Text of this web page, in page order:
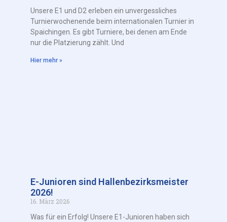
Unsere E1 und D2 erleben ein unvergessliches
Turnierwochenende beim internationalen Turnier in
Spaichingen. Es gibt Turniere, bei denen am Ende
nur die Platzierung zählt. Und
Hier mehr »
E-Junioren sind Hallenbezirksmeister
2026!
16. März 2026
Was für ein Erfolg! Unsere E1-Junioren haben sich